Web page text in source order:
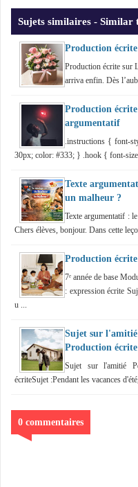
Sujets similaires - Similar
Production
Production écrite sur
arriva enfin. Dès
Production
argumentatif
.instructions { font-
30px; color: #333; } .hook { font-
Texte
un malheur ?
Texte argumentatif :
Chers élèves, bonjour. Dans cette
Production
7ᵉ année de base
: expression écrite
u ...
Sujet sur l'amitié
Production écrite
Sujet sur l'amitié
écriteSujet :Pendant les vacances
0 commentaires